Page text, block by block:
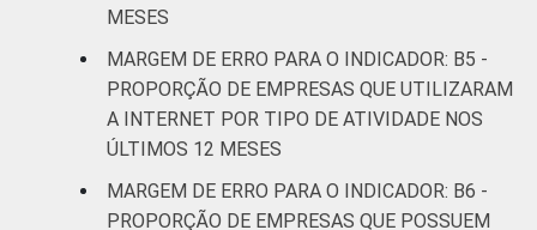
Comunicação
0,9
Artes, cultura,
esporte e
recreação;
1,9
MESES
MARGEM DE ERRO PARA O INDICADOR: B5 -
PROPORÇÃO DE EMPRESAS QUE UTILIZARAM
A INTERNET POR TIPO DE ATIVIDADE NOS
ÚLTIMOS 12 MESES
MARGEM DE ERRO PARA O INDICADOR: B6 -
PROPORÇÃO DE EMPRESAS QUE POSSUEM